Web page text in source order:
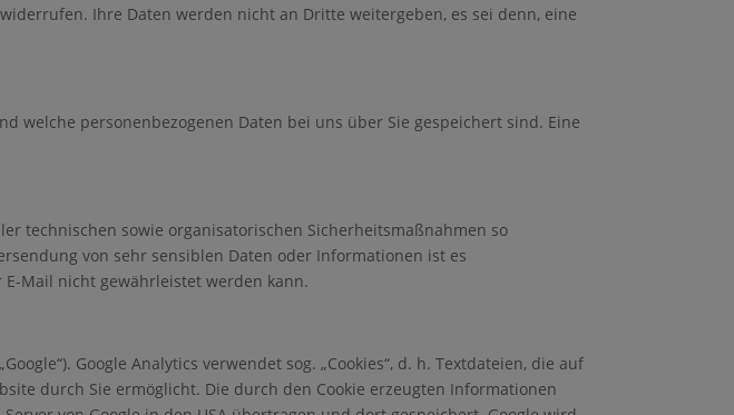
Ihre Daten werden nicht an Dritte weitergeben, es sei denn, eine
welche personenbezogenen Daten bei uns über Sie gespeichert sind. Eine
technischen sowie organisatorischen Sicherheitsmaßnahmen so
von sehr sensiblen Daten oder Informationen ist es
Mail nicht gewährleistet werden kann.
Google Analytics verwendet sog. „Cookies“, d. h. Textdateien, die auf
durch Sie ermöglicht. Die durch den Cookie erzeugten Informationen